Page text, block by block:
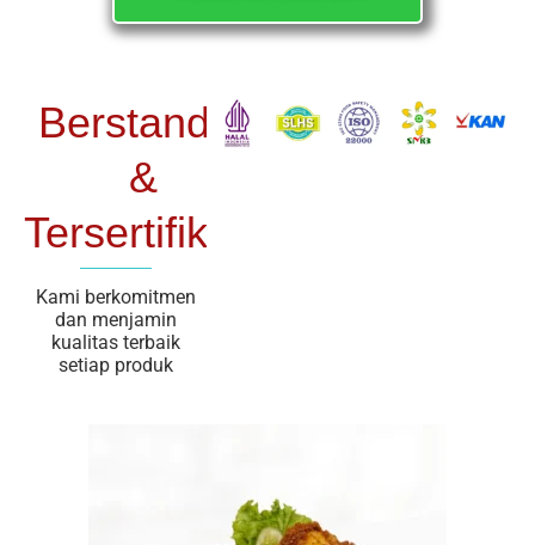
Berstandar
&
Tersertifikasi
Kami berkomitmen
dan menjamin
kualitas terbaik
setiap produk